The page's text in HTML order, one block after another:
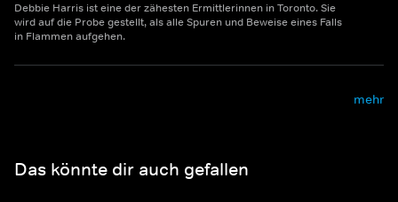
Debbie Harris ist eine der zähesten Ermittlerinnen in Toronto. Sie
wird auf die Probe gestellt, als alle Spuren und Beweise eines Falls
in Flammen aufgehen.
mehr
Das könnte dir auch gefallen